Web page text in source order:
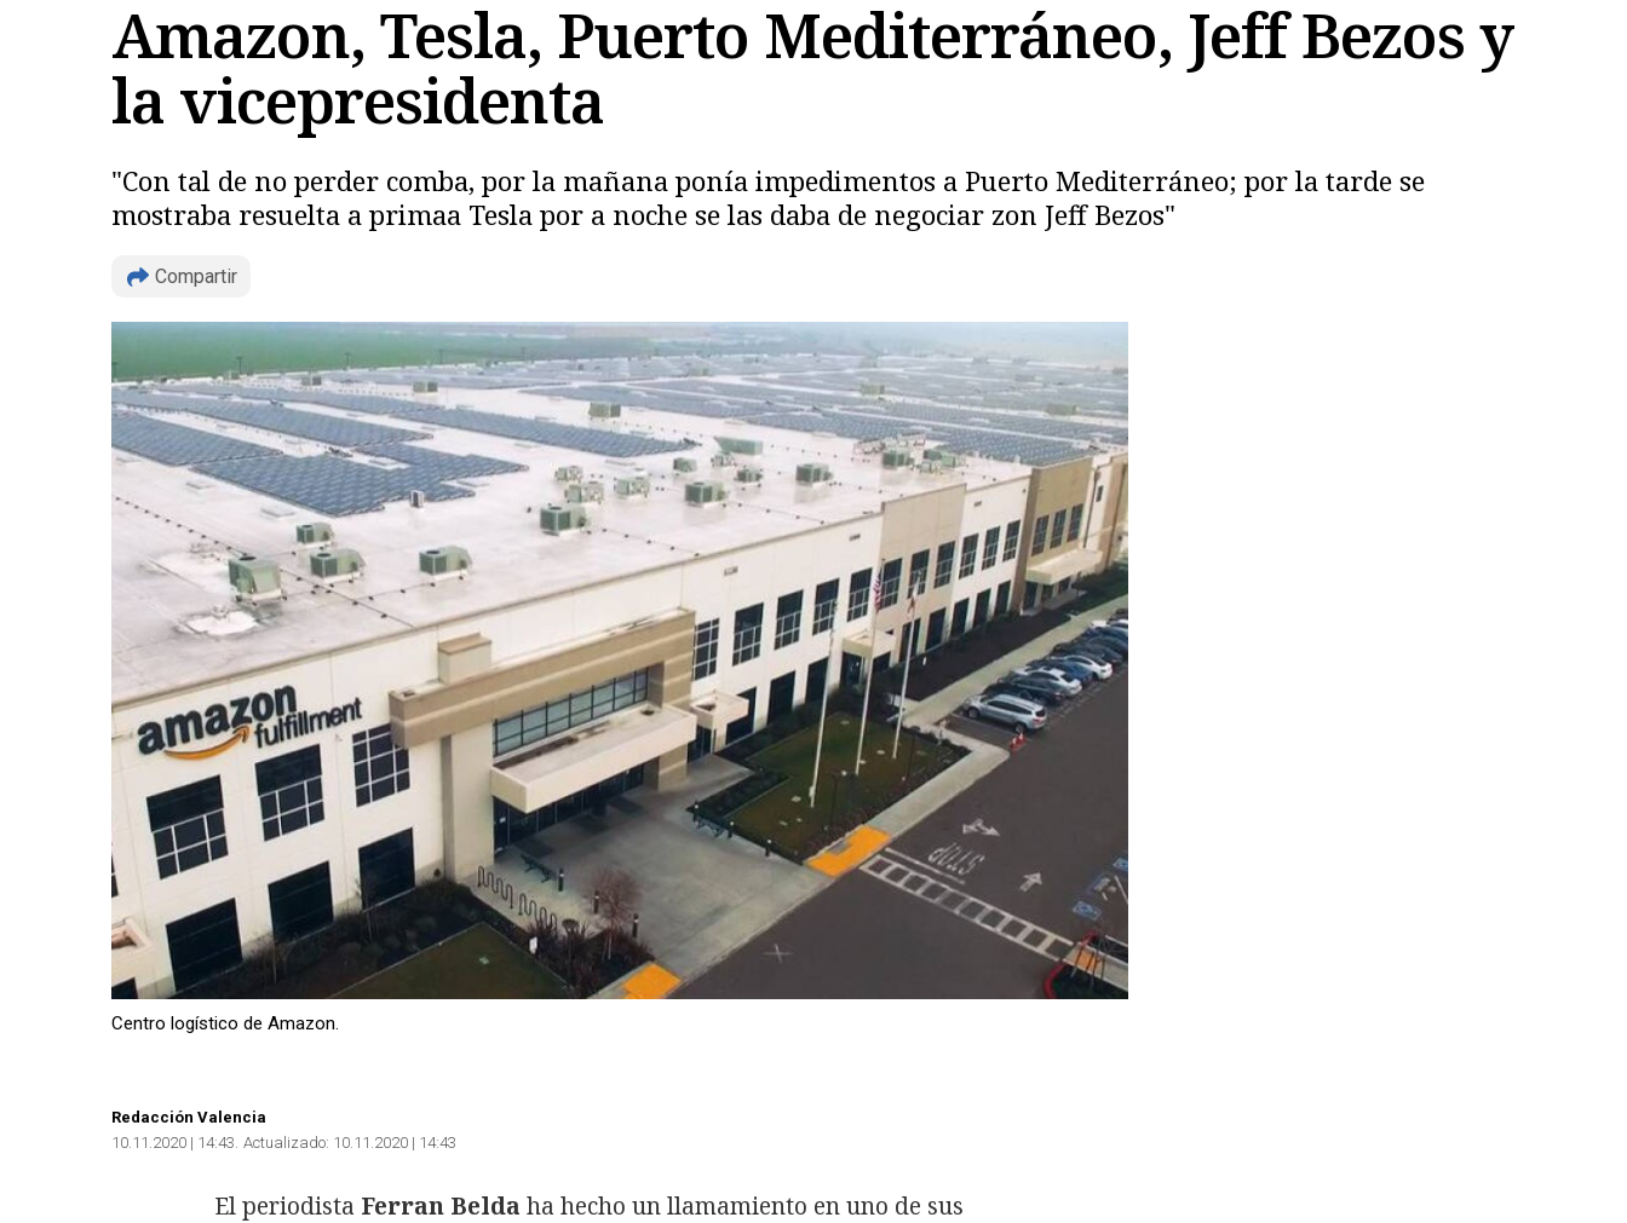
Amazon, Tesla, Puerto Mediterráneo, Jeff Bezos y
la vicepresidenta
"Con tal de no perder comba, por la mañana ponía impedimentos a Puerto Mediterráneo; por la tarde se
mostraba resuelta a primaa Tesla por a noche se las daba de negociar zon Jeff Bezos"
Compartir
Copiar
Centro logístico de Amazon.
Redacción Valencia
10.11.2020 | 14:43 Actualizado: 10.11.2020 | 14:43
El periodista Ferran Belda ha hecho un llamamiento en uno de sus